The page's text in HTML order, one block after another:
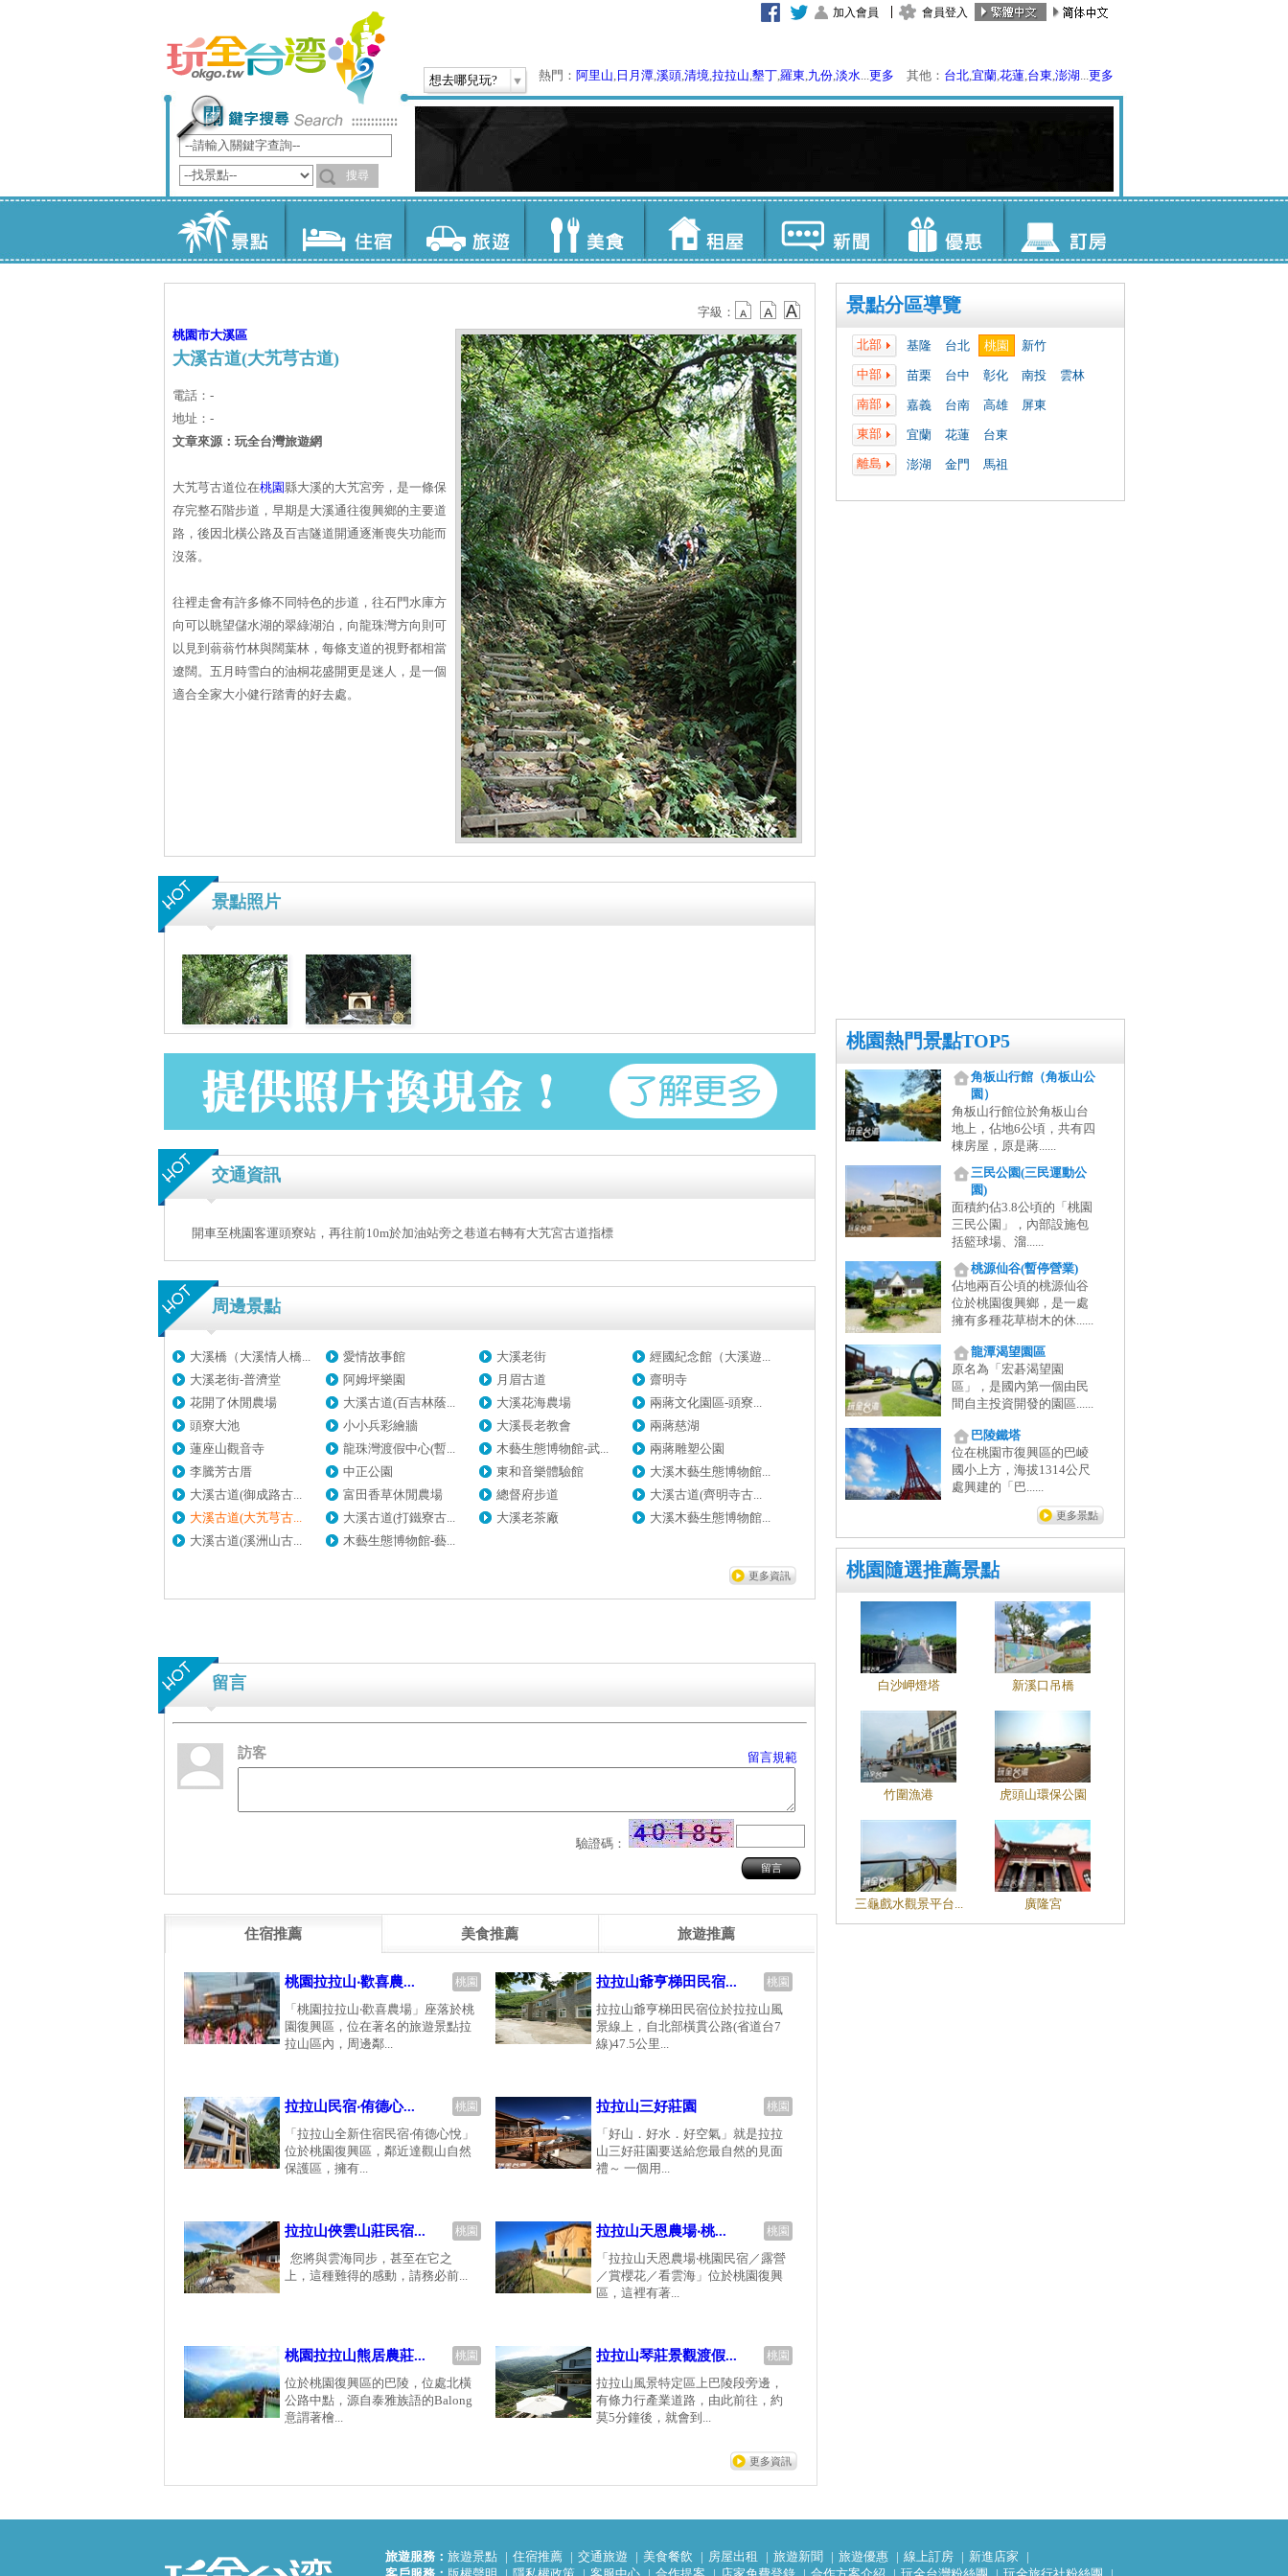
加入會員 會員登入
想去哪兒玩? 熱門： 阿里山, 日月潭,溪頭,清境,拉拉山,墾丁,羅東,九份,淡水...更多 其他： 台北,宜蘭,花蓮,台東,澎湖...更多
景點分區導覽
北部 基隆 台北 桃園
新竹
中部
苗栗 台中 彰化 南投
雲林
南部
嘉義 台南 高雄
屏東
東部
宜蘭 花蓮
台東
離島
澎湖 金門 馬祖
桃園熱門景點TOP5
角板山行館（角板山公
園）
角板山行館位於角板山台
地上，佔地6公頃，共有四
棟房屋，原是蔣......
三民公園(三民運動公
園)
面積約佔3.8公頃的「桃園
三民公園」，內部設施包
括籃球場、溜......
桃源仙谷(暫停營業)
佔地兩百公頃的桃源仙谷
位於桃園復興鄉，是一處
擁有多種花草樹木的休......
龍潭渴望園區
原名為「宏碁渴望園
區」，是國內第一個由民
間自主投資開發的園區......
巴陵鐵塔
位在桃園市復興區的巴崚
國小上方，海拔1314公尺
處興建的「巴......
更多景點
桃園隨選推薦景點
白沙岬燈塔 新溪口吊橋
竹圍漁港 虎頭山環保公園
三龜戲水觀景平台... 廣隆宮
字級：
桃園市大溪區
大溪古道(大艽芎古道)
電話：-
地址：-
文章來源：玩全台灣旅遊網
大艽芎古道位在桃園縣大溪的大艽宮旁，是一條保
存完整石階步道，早期是大溪通往復興鄉的主要道
路，後因北橫公路及百吉隧道開通逐漸喪失功能而
沒落。
往裡走會有許多條不同特色的步道，往石門水庫方
向可以眺望儲水湖的翠綠湖泊，向龍珠灣方向則可
以見到蓊蓊竹林與闊葉林，每條支道的視野都相當
遼闊。五月時雪白的油桐花盛開更是迷人，是一個
適合全家大小健行踏青的好去處。
景點照片
交通資訊
開車至桃園客運頭寮站，再往前10m於加油站旁之巷道右轉有大艽宮古道指標
周邊景點
大溪橋（大溪情人橋... 愛情故事館 大溪老街
經國紀念館（大溪遊...
大溪老街-普濟堂
阿姆坪樂園 月眉古道
齋明寺
花開了休閒農場
大溪古道(百吉林蔭... 大溪花海農場
兩蔣文化園區-頭寮...
頭寮大池
小小兵彩繪牆 大溪長老教會
兩蔣慈湖
蓮座山觀音寺
龍珠灣渡假中心(暫... 木藝生態博物館-武...
兩蔣雕塑公園
李騰芳古厝
中正公園 東和音樂體驗館
大溪木藝生態博物館...
大溪古道(御成路古...
富田香草休閒農場 總督府步道
大溪古道(齊明寺古...
大溪古道(大艽芎古...
大溪古道(打鐵寮古... 大溪老茶廠
大溪木藝生態博物館...
大溪古道(溪洲山古...
木藝生態博物館-藝...
更多資訊
留言
訪客 留言規範
驗證碼：
住宿推薦 美食推薦 旅遊推薦
桃園
桃園拉拉山‧歡喜農...
「桃園拉拉山‧歡喜農場」座落於桃
園復興區，位在著名的旅遊景點拉
拉山區內，周邊鄰...
桃園
拉拉山爺亨梯田民宿...
拉拉山爺亨梯田民宿位於拉拉山風
景線上，自北部橫貫公路(省道台7
線)47.5公里...
桃園
拉拉山民宿‧侑德心...
「拉拉山全新住宿民宿‧侑德心悅」
位於桃園復興區，鄰近達觀山自然
保護區，擁有...
桃園
拉拉山三好莊園
「好山．好水．好空氣」就是拉拉
山三好莊園要送給您最自然的見面
禮～ 一個用...
桃園
拉拉山俠雲山莊民宿...
您將與雲海同步，甚至在它之
上，這種難得的感動，請務必前...
桃園
拉拉山天恩農場‧桃...
「拉拉山天恩農場‧桃園民宿／露營
／賞櫻花／看雲海」位於桃園復興
區，這裡有著...
桃園
桃園拉拉山熊居農莊...
位於桃園復興區的巴陵，位處北橫
公路中點，源自泰雅族語的Balong
意謂著檜...
桃園
拉拉山琴莊景觀渡假...
拉拉山風景特定區上巴陵段旁邊，
有條力行產業道路，由此前往，約
莫5分鐘後，就會到...
更多資訊
旅遊服務： 旅遊景點 住宿推薦 交通旅遊 美食餐飲 房屋出租 旅遊新聞 旅遊優惠 線上訂房
新進店家